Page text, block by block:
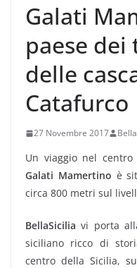
Galati
paese dei
delle
Catafurco
27 Novembre 2017
Un viaggio nel
Galati Mamertino è
circa 800 metri sul
BellaSicilia vi porta
siciliano ricco di
centro della Sicilia,